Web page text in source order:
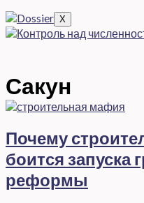
X
Сакун
Почему
боится запуска
реформы